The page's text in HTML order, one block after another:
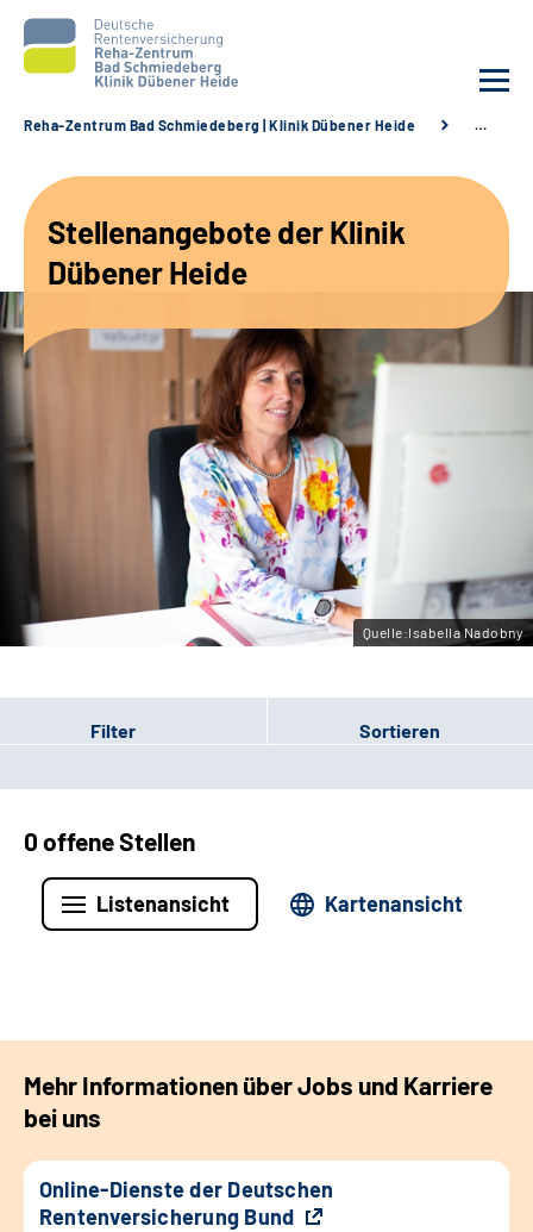
Unsere Angebote
Karriere
Sozialdienste & Zuweisende
Leichte Sprache
Gebärdensprache
Reha-Zentrum Bad Schmiedeberg | Klinik Dübener Heide …
Stellenangebote der Klinik
Dübener Heide
Quelle:Isabella Nadobny
Filter Sortieren
0 offene Stellen
Listenansicht Kartenansicht
Mehr Informationen über Jobs und Karriere
bei uns
Online-Dienste der Deutschen
Rentenversicherung Bund